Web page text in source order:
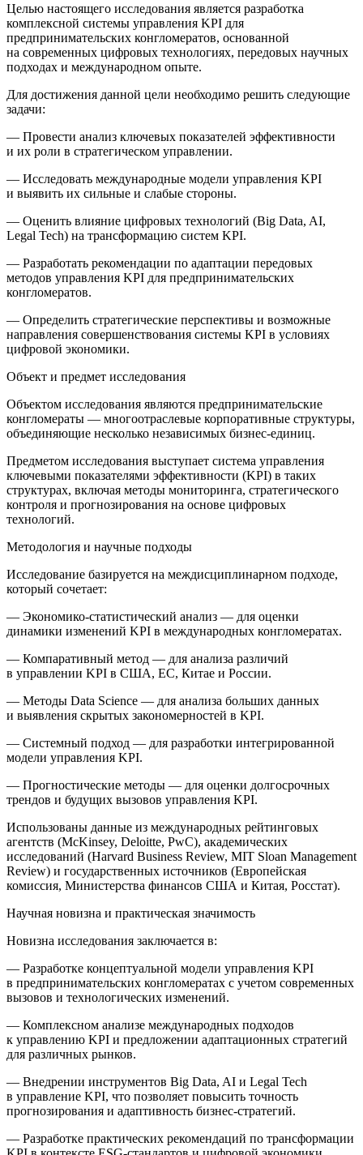
Целью настоящего исследования является разработка
комплексной системы управления KPI для
предпринимательских конгломератов, основанной
на современных цифровых технологиях, передовых научных
подходах и международном опыте.
Для достижения данной цели необходимо решить следующие
задачи:
— Провести анализ ключевых показателей эффективности
и их роли в стратегическом управлении.
— Исследовать международные модели управления KPI
и выявить их сильные и слабые стороны.
— Оценить влияние цифровых технологий (Big Data, AI,
Legal Tech) на трансформацию систем KPI.
— Разработать рекомендации по адаптации передовых
методов управления KPI для предпринимательских
конгломератов.
— Определить стратегические перспективы и возможные
направления совершенствования системы KPI в условиях
цифровой экономики.
Объект и предмет исследования
Объектом исследования являются предпринимательские
конгломераты — многоотраслевые корпоративные структуры,
объединяющие несколько независимых бизнес-единиц.
Предметом исследования выступает система управления
ключевыми показателями эффективности (KPI) в таких
структурах, включая методы мониторинга, стратегического
контроля и прогнозирования на основе цифровых
технологий.
Методология и научные подходы
Исследование базируется на междисциплинарном подходе,
который сочетает:
— Экономико-статистический анализ — для оценки
динамики изменений KPI в международных конгломератах.
— Компаративный метод — для анализа различий
в управлении KPI в США, ЕС, Китае и России.
— Методы Data Science — для анализа больших данных
и выявления скрытых закономерностей в KPI.
— Системный подход — для разработки интегрированной
модели управления KPI.
— Прогностические методы — для оценки долгосрочных
трендов и будущих вызовов управления KPI.
Использованы данные из международных рейтинговых
агентств (McKinsey, Deloitte, PwC), академических
исследований (Harvard Business Review, MIT Sloan Management
Review) и государственных источников (Европейская
комиссия, Министерства финансов США и Китая, Росстат).
Научная новизна и практическая значимость
Новизна исследования заключается в:
— Разработке концептуальной модели управления KPI
в предпринимательских конгломератах с учетом современных
вызовов и технологических изменений.
— Комплексном анализе международных подходов
к управлению KPI и предложении адаптационных стратегий
для различных рынков.
— Внедрении инструментов Big Data, AI и Legal Tech
в управление KPI, что позволяет повысить точность
прогнозирования и адаптивность бизнес-стратегий.
— Разработке практических рекомендаций по трансформации